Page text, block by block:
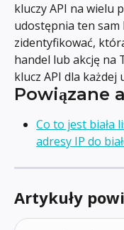
kluczy API na wielu
udostępnia ten
zidentyfikować,
handel lub akcję na
klucz API dla
Powiązane
Co to jest biała
adresy IP do
Artykuły